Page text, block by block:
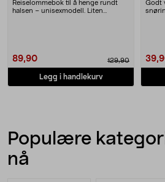
Reiselommebok til å henge rundt
halsen – unisexmodell. Liten
89,90 129,90
Legg i handlekurv
Godt
Populære
nå